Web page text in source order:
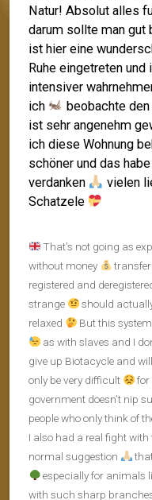
Natur! Absolut alles
darum sollte man gut
ist hier eine
Ruhe eingetreten und
intensiver
ich
beobachte
ist sehr angenehm
ich diese Wohnung
schöner und das
verdanken
vielen
Schatzele
That’s not going as
without money
transfer
registered and
strange
should
relaxed
But this
as with slaves and I
give up Biotacycle and
only be very difficult
for
government doesn’t nip
people who only think of
I also had a real fight with
normal suggestion
especially for animals
with such sharp